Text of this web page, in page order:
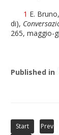
1 E.
di),
265, maggio-
Published in
Start Prev